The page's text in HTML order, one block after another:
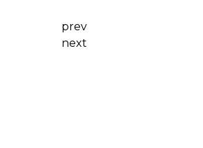
prev
next